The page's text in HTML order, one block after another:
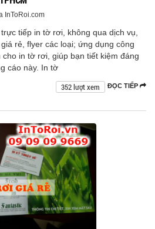
InToRoi.com
tiếp in tờ rơi, không qua dịch vụ,
rẻ, flyer các loại; ứng dụng công
in tờ rơi, giúp bạn tiết kiệm đáng
cáo này. In tờ
ĐỌC TIẾP
352 lượt xem